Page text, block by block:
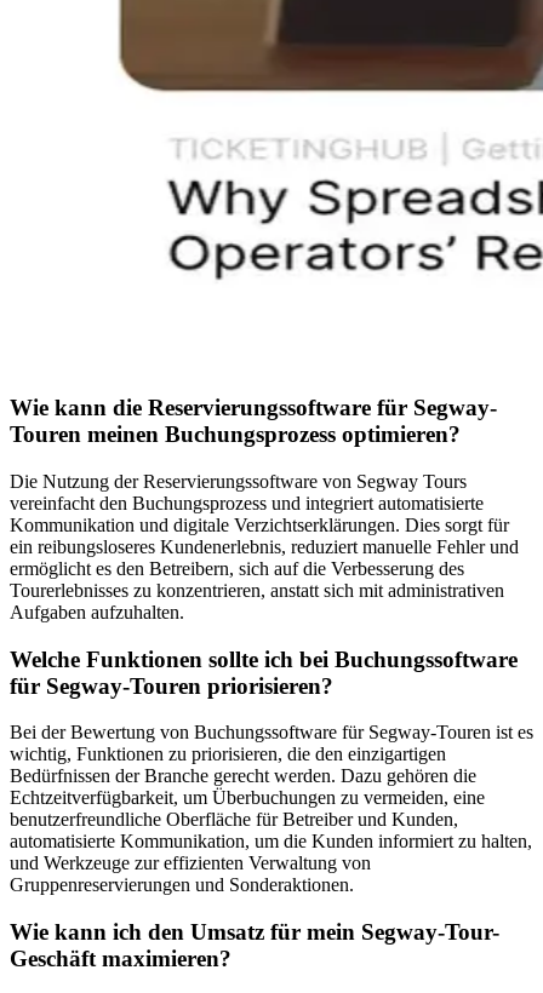
Wie kann die Reservierungssoftware für Segway-
Touren meinen Buchungsprozess optimieren?
Die Nutzung der Reservierungssoftware von Segway Tours
vereinfacht den Buchungsprozess und integriert automatisierte
Kommunikation und digitale Verzichtserklärungen. Dies sorgt für
ein reibungsloseres Kundenerlebnis, reduziert manuelle Fehler und
ermöglicht es den Betreibern, sich auf die Verbesserung des
Tourerlebnisses zu konzentrieren, anstatt sich mit administrativen
Aufgaben aufzuhalten.
Welche Funktionen sollte ich bei Buchungssoftware
für Segway-Touren priorisieren?
Bei der Bewertung von Buchungssoftware für Segway-Touren ist es
wichtig, Funktionen zu priorisieren, die den einzigartigen
Bedürfnissen der Branche gerecht werden. Dazu gehören die
Echtzeitverfügbarkeit, um Überbuchungen zu vermeiden, eine
benutzerfreundliche Oberfläche für Betreiber und Kunden,
automatisierte Kommunikation, um die Kunden informiert zu halten,
und Werkzeuge zur effizienten Verwaltung von
Gruppenreservierungen und Sonderaktionen.
Wie kann ich den Umsatz für mein Segway-Tour-
Geschäft maximieren?